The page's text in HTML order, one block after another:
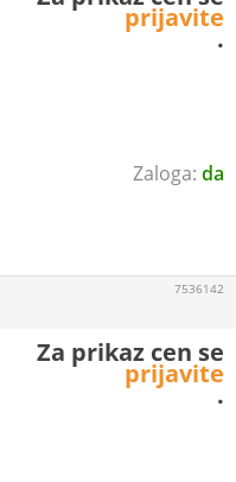
da
prijavite
.
7536142
Za prikaz cen se
prijavite
.